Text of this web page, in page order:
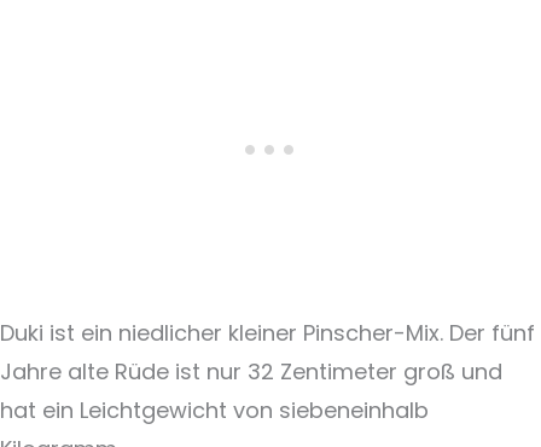
Duki ist ein niedlicher kleiner Pinscher-Mix. Der fünf
Jahre alte Rüde ist nur 32 Zentimeter groß und
hat ein Leichtgewicht von siebeneinhalb